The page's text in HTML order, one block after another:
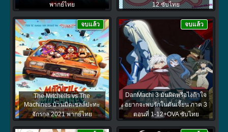
พากย์ไทย
12 ซับไทย
The Mitchells vs The
Machines บ้านมิตเชลล์ปะทะ
จักรกล 2021 พากย์ไทย
จบแล้ว
DanMachi 3 มันผิดหรือไงถ้าใจ
อยากจะพบรักในดันเจี้ยน ภาค 3
ตอนที่ 1-12+OVA ซับไทย
จบแล้ว